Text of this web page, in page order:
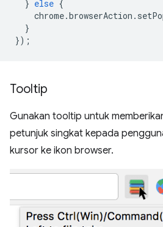
} else {
chrome.browserAction .
}
});
Tooltip
Gunakan tooltip untuk
petunjuk singkat kepada
kursor ke ikon browser.